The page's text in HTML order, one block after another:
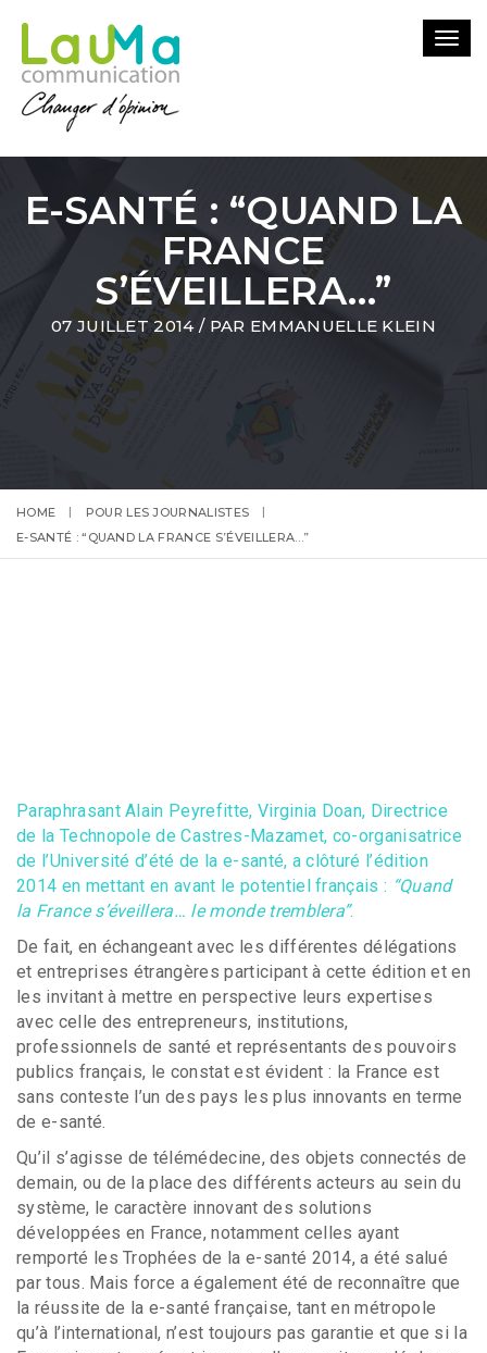
E-SANTÉ : “QUAND LA
FRANCE
S’ÉVEILLERA…”
07 JUILLET 2014/ PAR EMMANUELLE KLEIN
HOME
POUR LES JOURNALISTES
E-SANTÉ : “QUAND LA FRANCE S’ÉVEILLERA…”
Paraphrasant Alain Peyrefitte, Virginia Doan, Directrice
de la Technopole de Castres-Mazamet, co-organisatrice
de l’Université d’été de la e-santé, a clôturé l’édition
2014 en mettant en avant le potentiel français : “Quand
la France s’éveillera… le monde tremblera”.
De fait, en échangeant avec les différentes délégations
et entreprises étrangères participant à cette édition et en
les invitant à mettre en perspective leurs expertises
avec celle des entrepreneurs, institutions,
professionnels de santé et représentants des pouvoirs
publics français, le constat est évident : la France est
sans conteste l’un des pays les plus innovants en terme
de e-santé.
Qu’il s’agisse de télémédecine, des objets connectés de
demain, ou de la place des différents acteurs au sein du
système, le caractère innovant des solutions
développées en France, notamment celles ayant
remporté les Trophées de la e-santé 2014, a été salué
par tous. Mais force a également été de reconnaître que
la réussite de la e-santé française, tant en métropole
qu’à l’international, n’est toujours pas garantie et que si la